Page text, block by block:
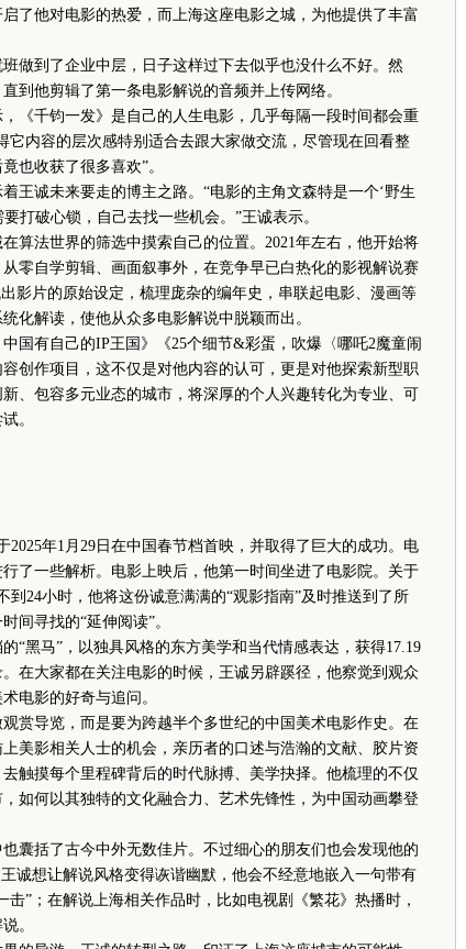
了他对电影的热爱，而上海这座电影之城，为他提供了丰富
到了企业中层，日子这样过下去似乎也没什么不好。然
到他剪辑了第一条电影解说的音频并上传网络。
千钧一发》是自己的人生电影，几乎每隔一段时间都会重
它内容的层次感特别适合去跟大家做交流，尽管现在回看整
也收获了很多喜欢”。
诚未来要走的博主之路。“电影的主角文森特是一个‘野生
打破心锁，自己去找一些机会。”王诚表示。
法世界的筛选中摸索自己的位置。2021年左右，他开始将
零自学剪辑、画面叙事外，在竞争早已白热化的影视解说赛
影片的原始设定，梳理庞杂的编年史，串联起电影、漫画等
化解读，使他从众多电影解说中脱颖而出。
有自己的IP王国》《25个细节&彩蛋，吹爆〈哪吒2魔童闹
创作项目，这不仅是对他内容的认可，更是对他探索新型职
、包容多元业态的城市，将深厚的个人兴趣转化为专业、可
。
年1月29日在中国春节档首映，并取得了巨大的成功。电
了一些解析。电影上映后，他第一时间坐进了电影院。关于
到24小时，他将这份诚意满满的“观影指南”及时推送到了所
间寻找的“延伸阅读”。
黑马”，以独具风格的东方美学和当代情感表达，获得17.19
在大家都在关注电影的时候，王诚另辟蹊径，他察觉到观众
电影的好奇与追问。
导览，而是要为跨越半个多世纪的中国美术电影作史。在
美影相关人士的机会，亲历者的口述与浩瀚的文献、胶片资
触摸每个里程碑背后的时代脉搏、美学抉择。他梳理的不仅
如何以其独特的文化融合力、艺术先锋性，为中国动画攀登
括了古今中外无数佳片。不过细心的朋友们也会发现他的
诚想让解说风格变得诙谐幽默，他会不经意地嵌入一句带有
”；在解说上海相关作品时，比如电视剧《繁花》热播时，
。